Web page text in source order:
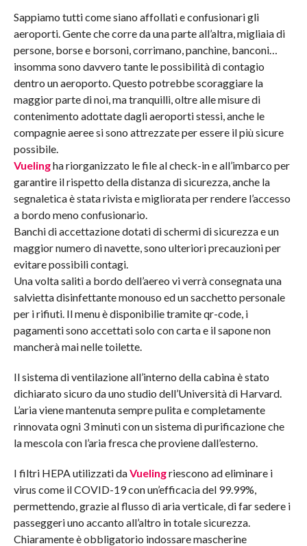
Sappiamo tutti come siano affollati e confusionari gli
aeroporti. Gente che corre da una parte all’altra, migliaia di
persone, borse e borsoni, corrimano, panchine, banconi…
insomma sono davvero tante le possibilità di contagio
dentro un aeroporto. Questo potrebbe scoraggiare la
maggior parte di noi, ma tranquilli, oltre alle misure di
contenimento adottate dagli aeroporti stessi, anche le
compagnie aeree si sono attrezzate per essere il più sicure
possibile.
Vuelingha riorganizzato le file al check-in e all’imbarco per
garantire il rispetto della distanza di sicurezza, anche la
segnaletica è stata rivista e migliorata per rendere l’accesso
a bordo meno confusionario.
Banchi di accettazione dotati di schermi di sicurezza e un
maggior numero di navette, sono ulteriori precauzioni per
evitare possibili contagi.
Una volta saliti a bordo dell’aereo vi verrà consegnata una
salvietta disinfettante monouso ed un sacchetto personale
per i rifiuti. Il menu è disponibilie tramite qr-code, i
pagamenti sono accettati solo con carta e il sapone non
mancherà mai nelle toilette.
Il sistema di ventilazione all’interno della cabina è stato
dichiarato sicuro da uno studio dell’Università di Harvard.
L’aria viene mantenuta sempre pulita e completamente
rinnovata ogni 3 minuti con un sistema di purificazione che
la mescola con l’aria fresca che proviene dall’esterno.
I filtri HEPA utilizzati daVuelingriescono ad eliminare i
virus come il COVID-19 con un’efficacia del 99.99%,
permettendo, grazie al flusso di aria verticale, di far sedere i
passeggeri uno accanto all’altro in totale sicurezza.
Chiaramente è obbligatorio indossare mascherine